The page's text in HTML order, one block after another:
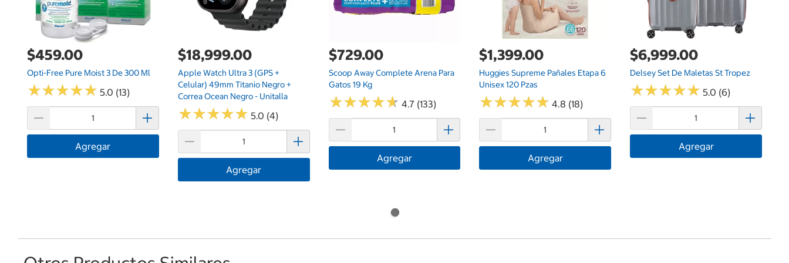
$459.00
Opti-Free Pure Moist 3 De 300 Ml
★★★★★
★★★★★ 5.0 (13)
Agregar
$18,999.00
Apple Watch Ultra 3 (GPS +
Celular) 49mm Titanio Negro +
Correa Ocean Negro - Unitalla
★★★★★
★★★★★ 5.0 (4)
Agregar
$729.00
Scoop Away Complete Arena Para
Gatos 19 Kg
★★★★★
★★★★★ 4.7 (133)
Agregar
$1,399.00
Huggies Supreme Pañales Etapa 6
Unisex 120 Pzas
★★★★★
★★★★★ 4.8 (18)
Agregar
$6,999.00
Delsey Set De Maletas St Tropez
★★★★★
★★★★★ 5.0 (6)
Agregar